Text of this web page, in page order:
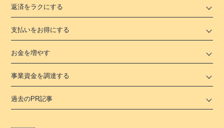
返済をラクにする
支払いをお得にする
お金を増やす
事業資金を調達する
過去のPR記事